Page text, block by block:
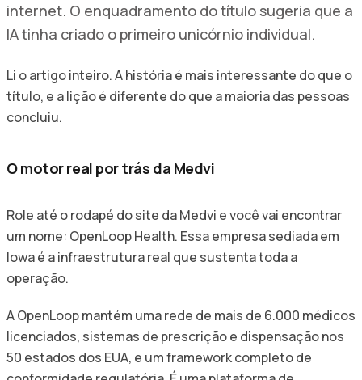
internet. O enquadramento do título sugeria que a
IA tinha criado o primeiro unicórnio individual.
Li o artigo inteiro. A história é mais interessante do que o
título, e a lição é diferente do que a maioria das pessoas
concluiu.
O motor real por trás da Medvi
Role até o rodapé do site da Medvi e você vai encontrar
um nome: OpenLoop Health. Essa empresa sediada em
Iowa é a infraestrutura real que sustenta toda a
operação.
A OpenLoop mantém uma rede de mais de 6.000 médicos
licenciados, sistemas de prescrição e dispensação nos
50 estados dos EUA, e um framework completo de